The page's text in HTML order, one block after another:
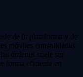
de la plataforma y de
móviles consolidadas
órdenes suele ser
forma eficiente en